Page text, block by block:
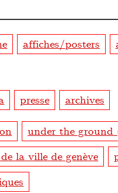
affiches/posters
presse archives
under the ground
la ville de genève